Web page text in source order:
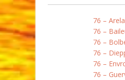
76 –
76 –
76 –
76 –
76 –
76 –